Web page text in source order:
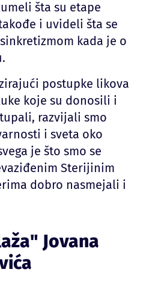
šta su etape
i uvideli šta se
kada je o
postupke likova
koje su donosili i
razvijali smo
i sveta oko
je što smo se
Sterijinim
dobro nasmejali i
Jovana